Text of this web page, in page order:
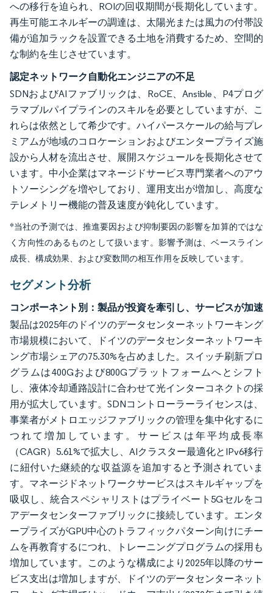
への移行を迫られ、ROIの回収期間が長期化しています。
再生可能エネルギーの調達は、太陽光または風力の付帯設
備が追加ラックを設置できる土地を消費するため、空間的
な制約を生じさせています。
認定ネットワーク自動化エンジニアの不足
SDNおよびAIファブリックは、RoCE、Ansible、P4プログ
ラマブルパイプラインのスキルを必要としていますが、こ
れらは依然として希少です。ハイパースケールの給与プレ
ミアムが地域のコロケーションおよびエンタープライズ施
設から人材を流出させ、展開スケジュールを長期化させて
います。中小企業はマネージドサービス専門業者へのアウ
トソーシングを増やしており、運用支出が増加し、高度な
テレメトリー機能の普及速度が鈍化しています。
*当社の予測では、推進要因および抑制要因の影響を加算的ではな
く方向性のあるものとして扱います。影響予測は、ベースライン
成長、構成効果、および変数間の相互作用を反映しています。
セグメント分析
コンポーネント別：製品が投資を牽引し、サービスが加速
製品は2025年のドイツのデータセンターネットワーキング
市場規模において、ドイツのデータセンターネットワーキ
ング市場シェアの75.30%を占めました。スイッチ刷新プロ
グラムは400Gおよび800Gプラットフォームへとシフト
し、液体冷却通路設計に合わせて光インターコネクトの採
用が拡大しています。SDNコントローラーライセンスは、
事業者がメトロエッジファブリックの管理を集中化するに
つれて増加しています。サービスは年平均成長率
（CAGR）5.61%で拡大し、AIクラスター最適化とIPv6移行
に紐付いた継続的な収益源を追加すると予測されていま
す。マネージドネットワークサービスはスキルギャップを
吸収し、統合スペシャリストはプライベート5Gセルをコ
アデータセンターファブリックに接続しています。エンタ
ープライズがGPU中心のトラフィックパターン向けにチー
ムを再教育するにつれ、トレーニングプログラムの採用も
増加しています。このような構成により2025年以降のサー
ビス支出は増加しますが、ドイツのデータセンターネット